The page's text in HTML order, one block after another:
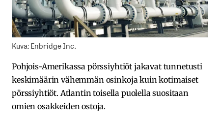
Kuva: Enbridge Inc.
Pohjois-Amerikassa pörssiyhtiöt jakavat tunnetusti
keskimäärin vähemmän osinkoja kuin kotimaiset
pörssiyhtiöt. Atlantin toisella puolella suositaan
omien osakkeiden ostoja.